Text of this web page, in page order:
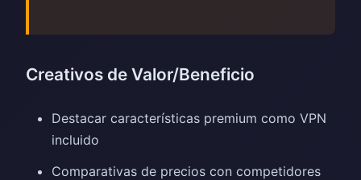
Creativos de Valor/Beneficio
Destacar características premium como VPN
incluido
Comparativas de precios con competidores